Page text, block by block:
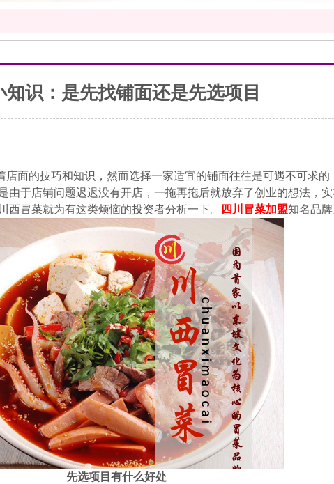
知识：是先找铺面还是先选项目
面的技巧和知识，然而选择一家适宜的铺面往往是可遇不可求的
由于店铺问题迟迟没有开店，一拖再拖后就放弃了创业的想法，
冒菜就为有这类烦恼的投资者分析一下。
四川冒菜加盟知名品牌
先选项目有什么好处